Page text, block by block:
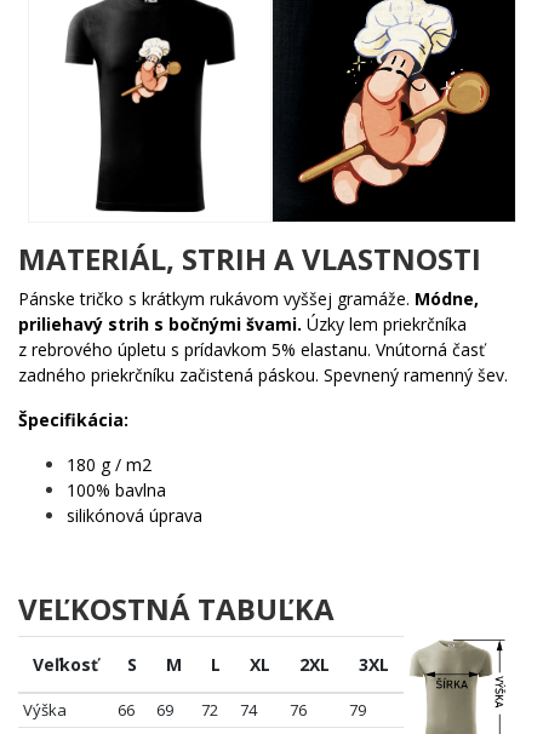
Predstav si malého hrdinského kuchára, ktorý sa nebojí žiadnej
výzvy v kuchyni – ani keď nemá ruky v tradičnom zmysle slova.
Ilustrácia je plná hravej energie, teplých farieb a rozkošného
výrazu tváre, ktorý hovorí: „Dnes varím ja a bude to dokonalé."
Detailne spracovaná kuchárska čiapka, lesklá varecha a
sebavedomý postoj robia z tohto motívu malé umelecké dielo s
veľkou porciou humoru.
Komu urobí radosť?
🔥 Každému, kto trávi viac času pri sporáku ako kdekoľvek
inde
🧠 Ľuďom s originálnym zmyslom pre humor, ktorí sa
neboja vyniknúť
✨ Fanúšikom roztomilých ilustrácií a neočakávaných
hrdinov
🎯 Ideálny tip na darček, ktorý zaručene nikto iný nemá
Život je príliš krátky na nudné motívy. Pridaj do svojho šatníka
trochu podzemnej gastronomickej energie a ukaž svetu, že
skutočný šéfkuchár nepotrebuje Michelinovu hviezdu – stačí mu
MATERIÁL, STRIH A VLASTNOSTI
Pánske tričko s krátkym rukávom vyššej gramáže. Módne,
priliehavý strih s bočnými švami. Úzky lem priekrčníka
z rebrového úpletu s prídavkom 5% elastanu. Vnútorná časť
zadného priekrčníku začistená páskou. Spevnený ramenný šev.
Špecifikácia:
180 g / m2
100% bavlna
silikónová úprava
VEĽKOSTNÁ TABUĽKA
Veľkosť S M L XL 2XL 3XL
Výška 66 69 72 74 76
79